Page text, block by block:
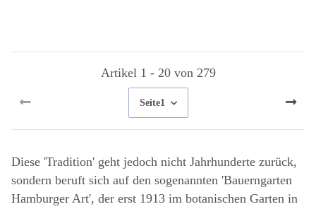
Artikel 1 - 20 von 279
Seite1
Diese 'Tradition' geht jedoch nicht Jahrhunderte zurück,
sondern beruft sich auf den sogenannten 'Bauerngarten
Hamburger Art', der erst 1913 im botanischen Garten in